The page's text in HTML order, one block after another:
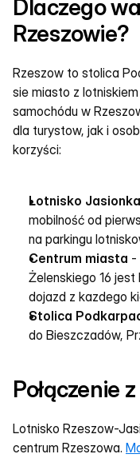
Dlaczego
Rzeszowie?
Rzeszow to stolica
sie miasto z
samochódu w
dla turystow, jak i
korzyści:
Lotnisko Jasionka
mobilność od
na parkingu
Centrum miasta -
Żelenskiego 16
dojazd z kazdego
Stolica
do Bieszczadów,
Połączenie
Lotnisko Rzeszow-
centrum Rzeszowa.